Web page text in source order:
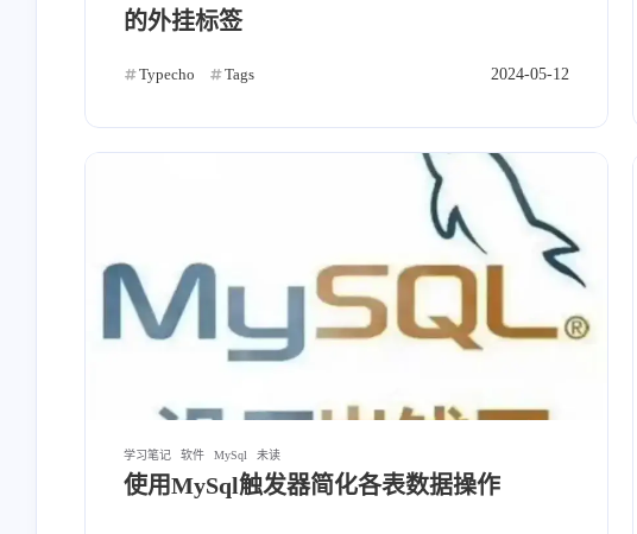
的外挂标签
Typecho Tags 2024-05-12
学习笔记 软件 MySql 未读
使用MySql触发器简化各表数据操作